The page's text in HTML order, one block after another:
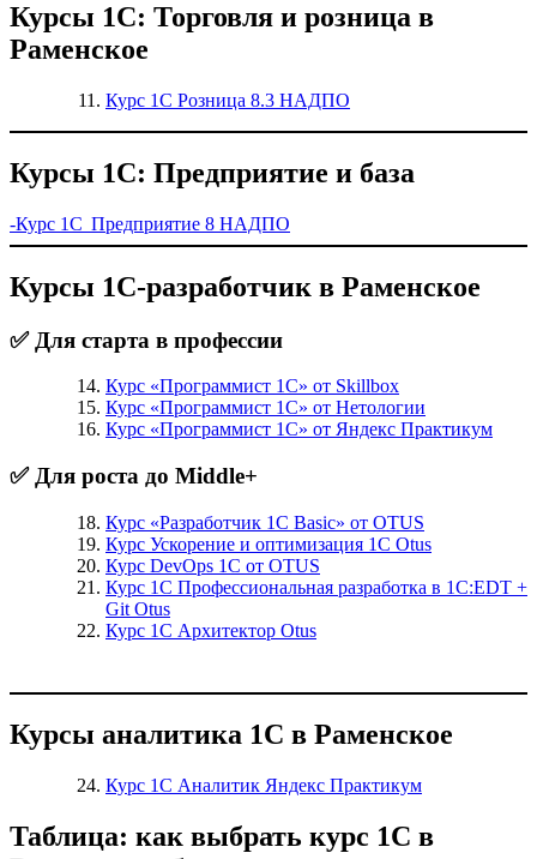
Курсы 1С: Торговля и розница в
Раменское
Курс 1С Розница 8.3 НАДПО
Курсы 1С: Предприятие и база
-Курс 1С Предприятие 8 НАДПО
Курсы 1С-разработчик в Раменское
✅ Для старта в профессии
Курс «Программист 1С» от Skillbox
Курс «Программист 1С» от Нетологии
Курс «Программист 1С» от Яндекс Практикум
✅ Для роста до Middle+
Курс «Разработчик 1С Basic» от OTUS
Курс Ускорение и оптимизация 1С Otus
Курс DevOps 1С от OTUS
Курс 1С Профессиональная разработка в 1С:EDT +
Git Otus
Курс 1С Архитектор Otus
Курсы аналитика 1С в Раменское
Курс 1С Аналитик Яндекс Практикум
Таблица: как выбрать курс 1С в